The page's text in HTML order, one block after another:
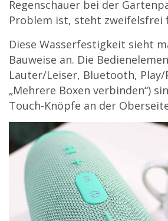
Regenschauer bei der
Problem ist, steht zweifelsfrei
Diese Wasserfestigkeit sieht
Bauweise an. Die
Lauter/Leiser, Bluetooth, Play/
„Mehrere Boxen verbinden“)
Touch-Knöpfe an der